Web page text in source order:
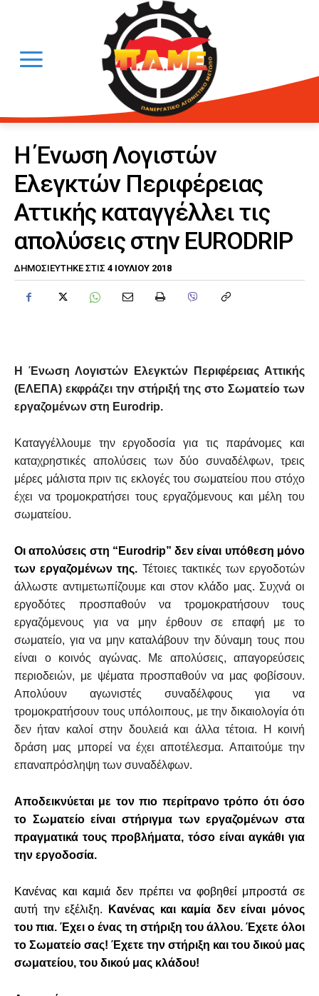
Η Ένωση Λογιστών
Ελεγκτών Περιφέρειας
Αττικής καταγγέλλει τις
απολύσεις στην EURODRIP
ΔΗΜΟΣΙΕΎΤΗΚΕ ΣΤΙΣ 4 ΙΟΥΛΊΟΥ 2018
Η Ένωση Λογιστών Ελεγκτών Περιφέρειας Αττικής
(ΕΛΕΠΑ) εκφράζει την στήριξή της στο Σωματείο των
εργαζομένων στη Eurodrip.
Καταγγέλλουμε την εργοδοσία για τις παράνομες και
καταχρηστικές απολύσεις των δύο συναδέλφων, τρεις
μέρες μάλιστα πριν τις εκλογές του σωματείου που στόχο
έχει να τρομοκρατήσει τους εργαζόμενους και μέλη του
σωματείου.
Οι απολύσεις στη “Eurodrip” δεν είναι υπόθεση μόνο
των εργαζομένων της. Τέτοιες τακτικές των εργοδοτών
άλλωστε αντιμετωπίζουμε και στον κλάδο μας. Συχνά οι
εργοδότες προσπαθούν να τρομοκρατήσουν τους
εργαζόμενους για να μην έρθουν σε επαφή με το
σωματείο, για να μην καταλάβουν την δύναμη τους που
είναι ο κοινός αγώνας. Με απολύσεις, απαγορεύσεις
περιοδειών, με ψέματα προσπαθούν να μας φοβίσουν.
Απολύουν αγωνιστές συναδέλφους για να
τρομοκρατήσουν τους υπόλοιπους, με την δικαιολογία ότι
δεν ήταν καλοί στην δουλειά και άλλα τέτοια. Η κοινή
δράση μας μπορεί να έχει αποτέλεσμα. Απαιτούμε την
επαναπρόσληψη των συναδέλφων.
Αποδεικνύεται με τον πιο περίτρανο τρόπο ότι όσο
το Σωματείο είναι στήριγμα των εργαζομένων στα
πραγματικά τους προβλήματα, τόσο είναι αγκάθι για
την εργοδοσία.
Κανένας και καμιά δεν πρέπει να φοβηθεί μπροστά σε
αυτή την εξέλιξη.
Κανένας και καμία δεν είναι μόνος
του πια. Έχει ο ένας τη στήριξη του άλλου. Έχετε όλοι
το Σωματείο σας! Έχετε την στήριξη και του δικού μας
σωματείου, του δικού μας κλάδου!